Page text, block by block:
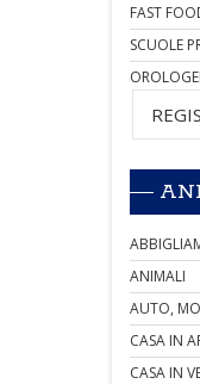
FAST
SCUOLE
ANIMALI
AUTO,
CASA IN
CASA IN